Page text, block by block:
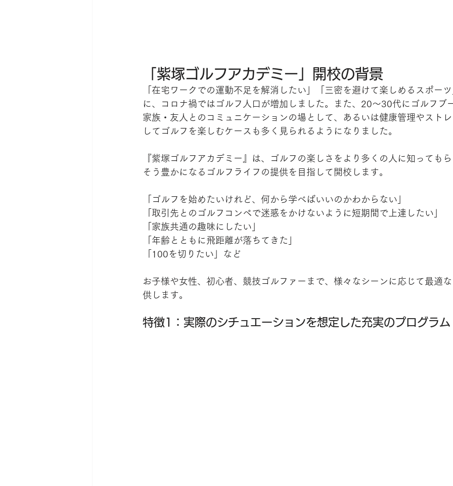
「紫塚ゴルフアカデミー」開校の背景
「在宅ワークでの運動不足を解消したい」「三密を避けて楽しめるスポー
に、コロナ禍ではゴルフ人口が増加しました。また、20～30代にゴルフブ
家族・友人とのコミュニケーションの場として、あるいは健康管理やスト
してゴルフを楽しむケースも多く見られるようになりました。
『紫塚ゴルフアカデミー』は、ゴルフの楽しさをより多くの人に知っても
そう豊かになるゴルフライフの提供を目指して開校します。
「ゴルフを始めたいけれど、何から学べばいいのかわからない」
「取引先とのゴルフコンペで迷惑をかけないように短期間で上達したい」
「家族共通の趣味にしたい」
「年齢とともに飛距離が落ちてきた」
「100を切りたい」など
お子様や女性、初心者、競技ゴルファーまで、様々なシーンに応じて最適
供します。
特徴1：実際のシチュエーションを想定した充実のプログラム